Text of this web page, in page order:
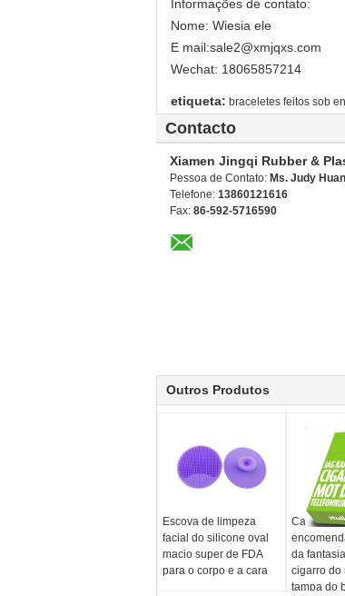
Informações de contato:
Nome: Wiesia ele
E mail:sale2@xmjqxs.com
Wechat: 18065857214
etiqueta: braceletes feitos sob
Contacto
Xiamen Jingqi Rubber &
Pessoa de Contato: Ms. Judy
Telefone: 13860121616
Fax: 86-592-5716590
Outros Produtos
Escova de limpeza
facial do silicone oval
macio super de FDA
para o corpo e a cara
Caixa feita
da
cigarro do
tampa do